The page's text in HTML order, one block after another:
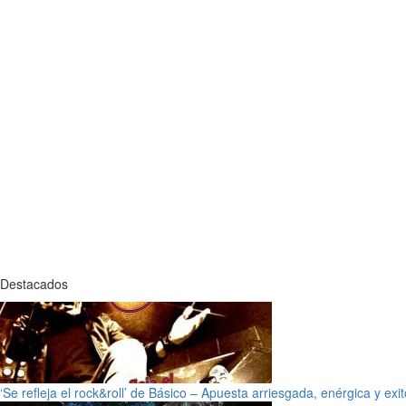
Destacados
‘Se refleja el rock&roll’ de Básico – Apuesta arriesgada, enérgica y